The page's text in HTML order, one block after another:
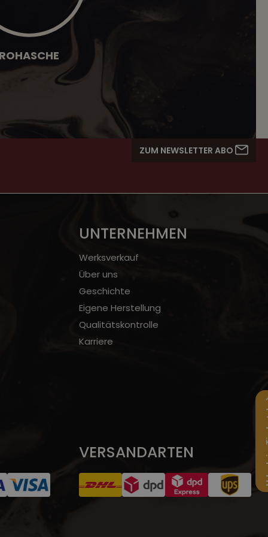
ZUM NEWSLETTER ABO
UNTERNEHMEN
Werksverkauf
Über uns
Geschichte
Eigene Herstellung
Qualitätskontrolle
Karriere
VERSANDARTEN